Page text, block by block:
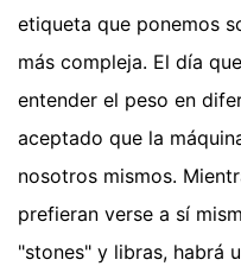
etiqueta que ponemos
más compleja. El día
entender el peso en
aceptado que la
nosotros mismos.
prefieran verse a sí
"stones" y libras, habrá